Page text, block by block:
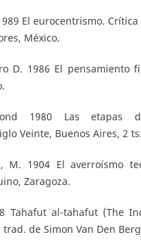
El eurocentrismo.
México.
D. 1986 El pensamiento
1980 Las etapas
Veinte, Buenos Aires, 2 ts.
M. 1904 El averroísmo
Zaragoza.
Tahafut al-tahafut (The
de Simon Van Den